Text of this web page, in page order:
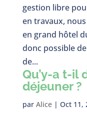
gestion libre
en travaux,
en grand hôtel
donc possible
de...
Qu’y-a t-il
déjeuner ?
par Alice| Oct 11,